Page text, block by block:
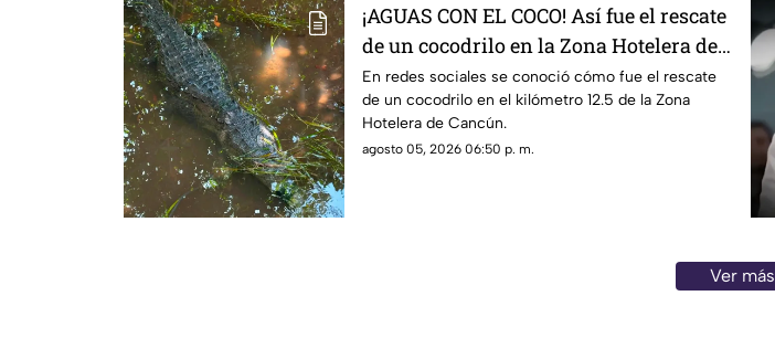
¡AGUAS CON EL COCO! Así fue el rescate
de un cocodrilo en la Zona Hotelera de
Cancún
En redes sociales se conoció cómo fue el rescate
de un cocodrilo en el kilómetro 12.5 de la Zona
Hotelera de Cancún.
agosto 05, 2026 06:50 p. m.
Ver más